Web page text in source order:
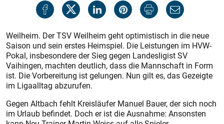
Weilheim. Der TSV Weilheim geht optimistisch in die neue
Saison und sein erstes Heimspiel. Die Leistungen im HVW-
Pokal, insbesondere der Sieg gegen Landesligist SV
Vaihingen, machten deutlich, dass die Mannschaft in Form
ist. Die Vorbereitung ist gelungen. Nun gilt es, das Gezeigte
im Ligaalltag abzurufen.
Gegen Altbach fehlt Kreisläufer Manuel Bauer, der sich noch
im Urlaub befindet. Doch er ist die Ausnahme: Ansonsten